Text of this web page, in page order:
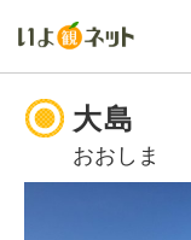
大島
おおしま